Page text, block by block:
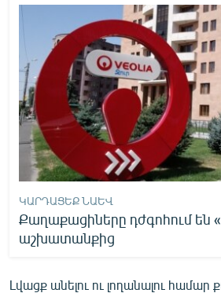
Русский
ՀԵՏԵՎԵՔ ՄԵԶ
ԿԱՐԴԱՑԵՔ ՆԱԵՎ
Քաղաքացիները դժգոհում են
աշխատանքից
Լվացք անելու ու լողանալու համար